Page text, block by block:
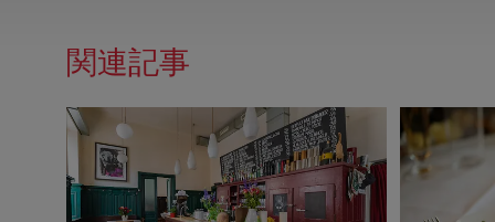
関連記事